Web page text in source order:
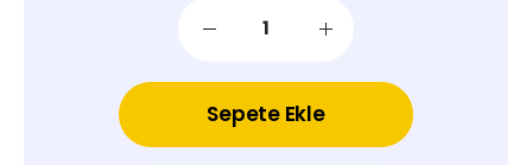
Sepete Ekle